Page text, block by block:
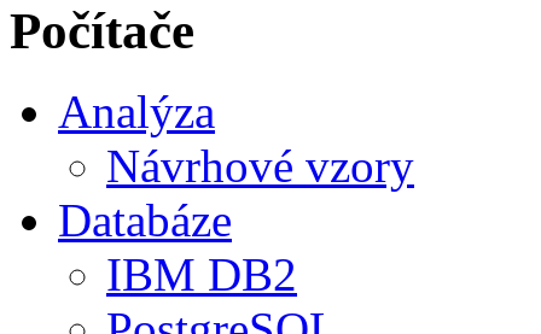
Počítače
Analýza
Návrhové vzory
Databáze
IBM DB2